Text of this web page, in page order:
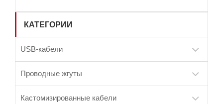
КАТЕГОРИИ
USB-кабели
Проводные жгуты
Кастомизированные кабели